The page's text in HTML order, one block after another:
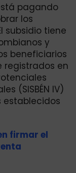
pagando
los
subsidio tiene
y
beneficiarios
registrados en
(SISBÉN IV)
establecidos
firmar el